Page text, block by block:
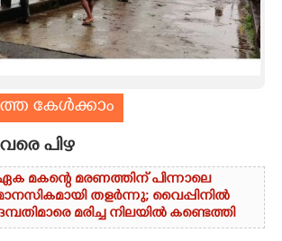
കേൾക്കാം
പിഴ
മകന്റെ മരണത്തിന് പിന്നാലെ
തളർന്നു; വൈപ്പിനിൽ
മരിച്ച നിലയിൽ കണ്ടെത്തി